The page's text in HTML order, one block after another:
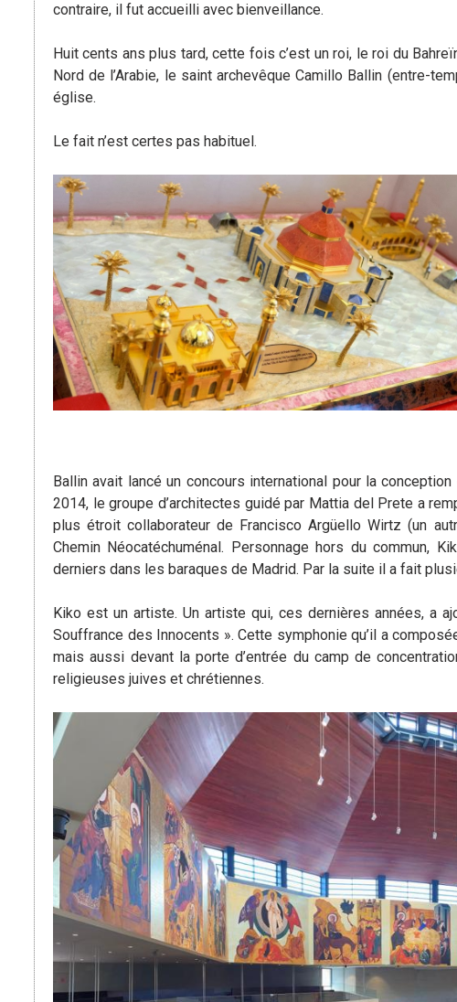
contraire, il fut accueilli avec bienveillance.
Huit cents ans plus tard, cette fois c’est un roi, le roi du
Nord de l’Arabie, le saint archevêque Camillo Ballin (entre-
église.
Le fait n’est certes pas habituel.
Ballin avait lancé un concours international pour la
2014, le groupe d’architectes guidé par Mattia del Prete a
plus étroit collaborateur de Francisco Argüello Wirtz (un
Chemin Néocatéchuménal. Personnage hors du commun,
derniers dans les baraques de Madrid. Par la suite il a fait
Kiko est un artiste. Un artiste qui, ces dernières années, a
Souffrance des Innocents ». Cette symphonie qu’il a
mais aussi devant la porte d’entrée du camp de
religieuses juives et chrétiennes.